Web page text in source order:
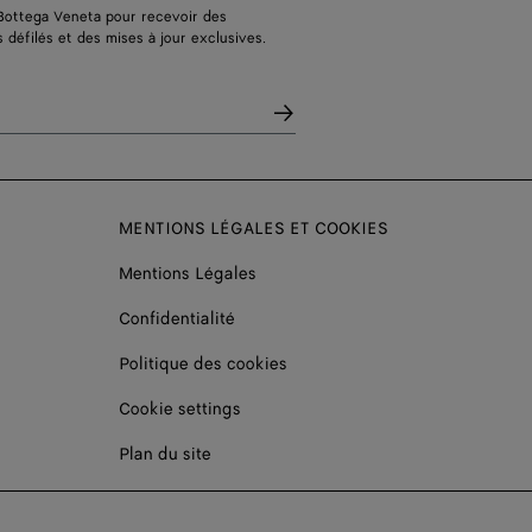
Veneta pour recevoir des
et des mises à jour exclusives.
MENTIONS LÉGALES ET COOKIES
Mentions Légales
Confidentialité
Politique des cookies
Cookie settings
Plan du site